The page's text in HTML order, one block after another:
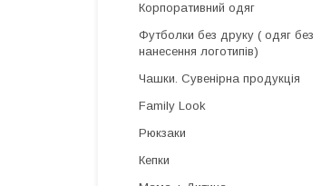
Корпоративний одяг
Футболки без друку ( одяг без
нанесення логотипів)
Чашки. Сувенірна продукція
Family Look
Рюкзаки
Кепки